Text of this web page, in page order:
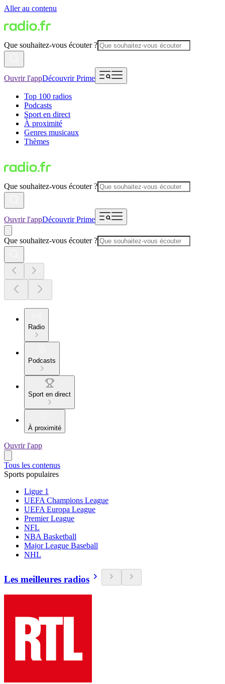
Aller au contenu
Que souhaitez-vous écouter ?
Ouvrir l'appDécouvrir Prime
Top 100 radios
Podcasts
Sport en direct
À proximité
Genres musicaux
Thèmes
Que souhaitez-vous écouter ?
Ouvrir l'appDécouvrir Prime
Que souhaitez-vous écouter ?
Radio
Podcasts
Sport en direct
À proximité
Ouvrir l'app
Tous les contenus
Sports populaires
Ligue 1
UEFA Champions League
UEFA Europa League
Premier League
NFL
NBA Basketball
Major League Baseball
NHL
Les meilleures radios